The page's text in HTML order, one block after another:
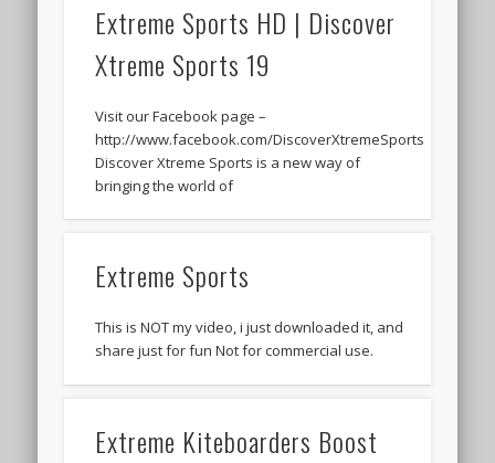
Extreme Sports HD | Discover
Xtreme Sports 19
Visit our Facebook page –
http://www.facebook.com/DiscoverXtremeSports
Discover Xtreme Sports is a new way of
bringing the world of
Extreme Sports
This is NOT my video, i just downloaded it, and
share just for fun Not for commercial use.
Extreme Kiteboarders Boost